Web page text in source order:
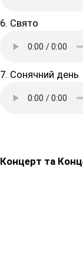
6. Свято
7. Сонячний день
Концерт та